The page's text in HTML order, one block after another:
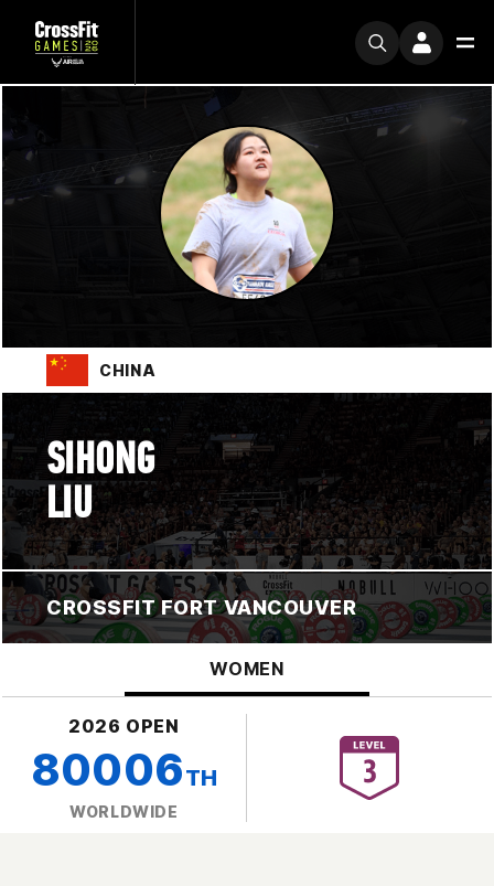
CHINA
SIHONG
LIU
CROSSFIT FORT VANCOUVER
WOMEN
2026 OPEN
80006TH
WORLDWIDE